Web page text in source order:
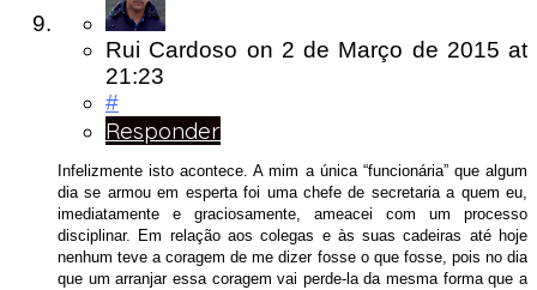
Rui Cardoso on 2 de Março de 2015 at
21:23
#
Responder
Infelizmente isto acontece. A mim a única “funcionária” que algum
dia se armou em esperta foi uma chefe de secretaria a quem eu,
imediatamente e graciosamente, ameacei com um processo
disciplinar. Em relação aos colegas e às suas cadeiras até hoje
nenhum teve a coragem de me dizer fosse o que fosse, pois no dia
que um arranjar essa coragem vai perde-la da mesma forma que a